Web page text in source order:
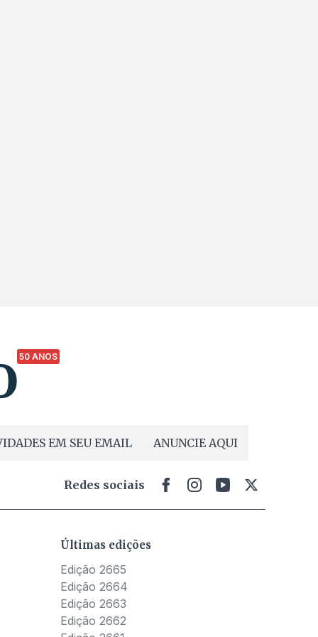
50 ANOS
EM SEU EMAIL ANUNCIE AQUI
Redes sociais
Últimas edições
Edição 2665
Edição 2664
Edição 2663
Edição 2662